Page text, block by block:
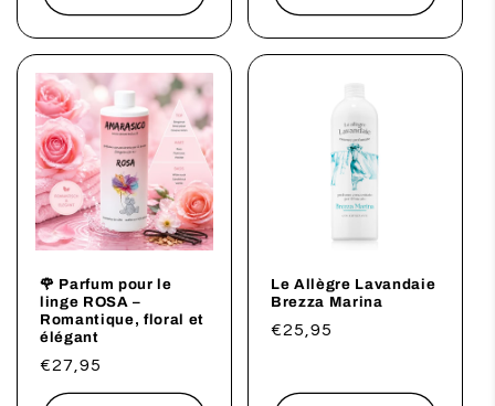
🌹 Parfum pour le
linge ROSA –
Romantique, floral et
élégant
Prix
habituel
€27,95
Le Allègre Lavandaie
Brezza Marina
Prix
€25,95